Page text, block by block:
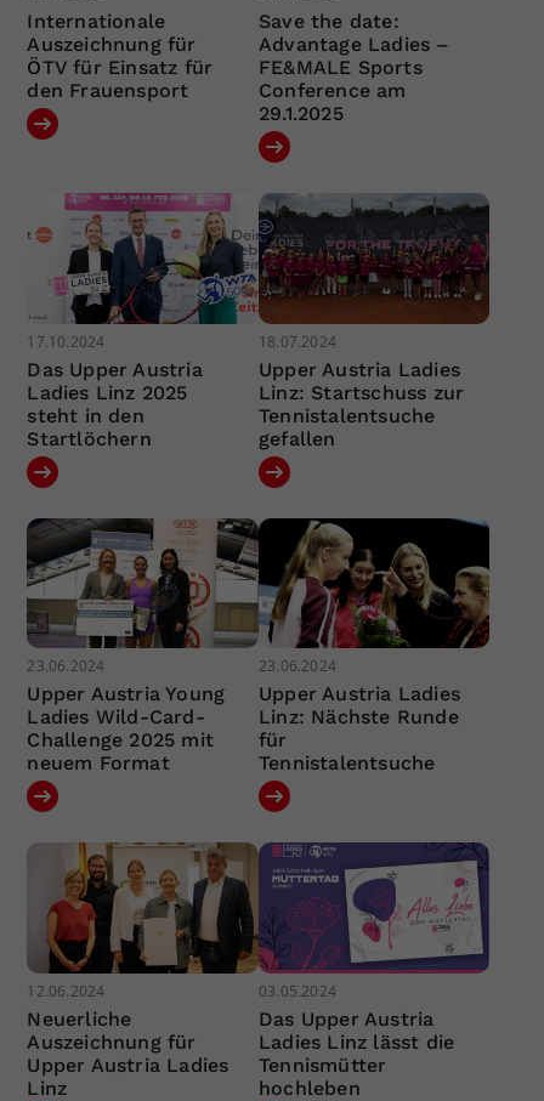
Internationale
Auszeichnung für
ÖTV für Einsatz für
den Frauensport
Save the date:
Advantage Ladies –
FE&MALE Sports
Conference am
29.1.2025
17.10.2024
Das Upper Austria
Ladies Linz 2025
steht in den
Startlöchern
18.07.2024
Upper Austria Ladies
Linz: Startschuss zur
Tennistalentsuche
gefallen
23.06.2024
Upper Austria Young
Ladies Wild-Card-
Challenge 2025 mit
neuem Format
23.06.2024
Upper Austria Ladies
Linz: Nächste Runde
für
Tennistalentsuche
12.06.2024
Neuerliche
Auszeichnung für
Upper Austria Ladies
Linz
03.05.2024
Das Upper Austria
Ladies Linz lässt die
Tennismütter
hochleben